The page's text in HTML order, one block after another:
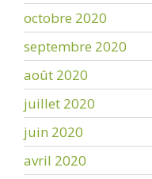
octobre 2020
septembre 2020
août 2020
juillet 2020
juin 2020
avril 2020